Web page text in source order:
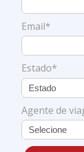
Email*
Estado*
Agente de